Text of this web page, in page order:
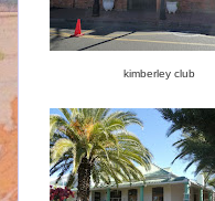
kimberley club